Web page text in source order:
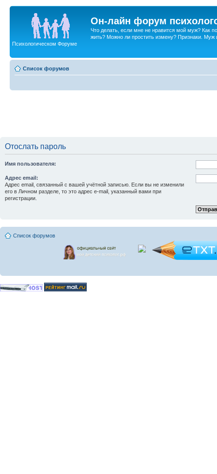
Он-лайн форум
Что делать, если мне не нравится мой муж? Как
жить? Можно ли простить измену? Признаки. Муж
Психологическом Форуме
Список форумов
Отослать пароль
Имя пользователя:
Адрес email:
Адрес email, связанный с вашей учётной записью. Если вы не изменили
его в Личном разделе, то это адрес e-mail, указанный вами при
регистрации.
Список форумов